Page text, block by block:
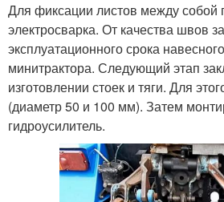
Для фиксации листов между собой
электросварка. От качества швов
эксплуатационного срока
минитрактора. Следующий этап
изготовлении стоек и тяги. Для
(диаметр 50 и 100 мм). Затем
гидроусилитель.